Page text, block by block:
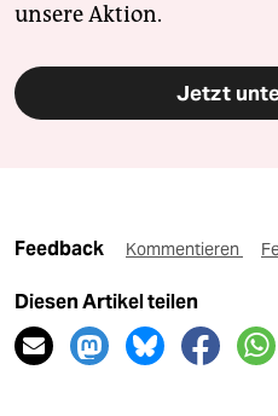
unsere Aktion.
Jetzt
Feedback Kommentieren
Diesen Artikel teilen